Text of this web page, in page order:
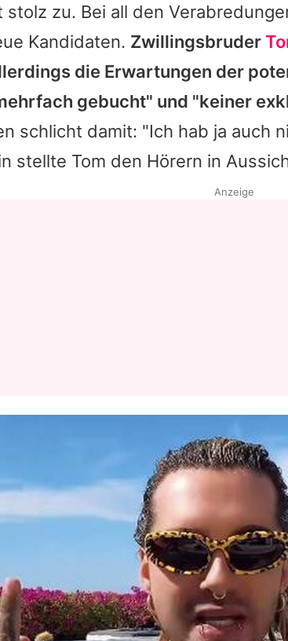
stolz zu. Bei all den
Kandidaten. Zwillingsbruder
die Erwartungen der
gebucht" und "keiner
schlicht damit: "Ich hab ja auch
stellte Tom den Hörern in
Anzeige